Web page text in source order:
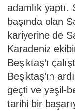
adamlık yaptı.
başında olan
kariyerine de
Karadeniz
Beşiktaş’ı
Beşiktaş’ın
geçti ve yeşil-
tarihi bir